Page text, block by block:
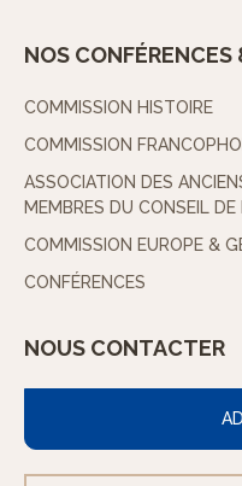
NOS CONFÉRENCES
COMMISSION HISTOIRE
COMMISSION
ASSOCIATION DES
MEMBRES DU CONSEIL DE
COMMISSION EUROPE &
CONFÉRENCES
NOUS CONTACTER